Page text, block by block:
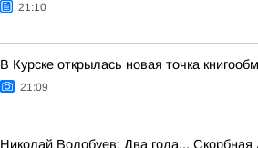
21:10
В Курске открылась новая точка
21:09
Николай Волобуев: Два года... Скорбная